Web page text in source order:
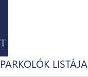
PARKOLÓK LISTÁJA